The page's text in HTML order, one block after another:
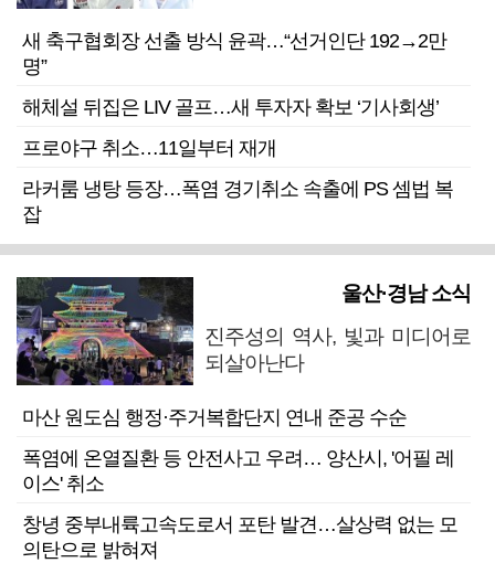
새 축구협회장 선출 방식 윤곽…“선거인단 192→2만
명”
해체설 뒤집은 LIV 골프…새 투자자 확보 ‘기사회생’
프로야구 취소…11일부터 재개
라커룸 냉탕 등장…폭염 경기취소 속출에 PS 셈법 복
잡
울산·경남 소식
진주성의 역사, 빛과 미디어로
되살아난다
마산 원도심 행정·주거복합단지 연내 준공 수순
폭염에 온열질환 등 안전사고 우려… 양산시, '어필 레
이스' 취소
창녕 중부내륙고속도로서 포탄 발견…살상력 없는 모
의탄으로 밝혀져